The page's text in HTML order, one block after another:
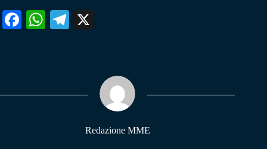
Fa W
pp
Te
m
Redazione MME